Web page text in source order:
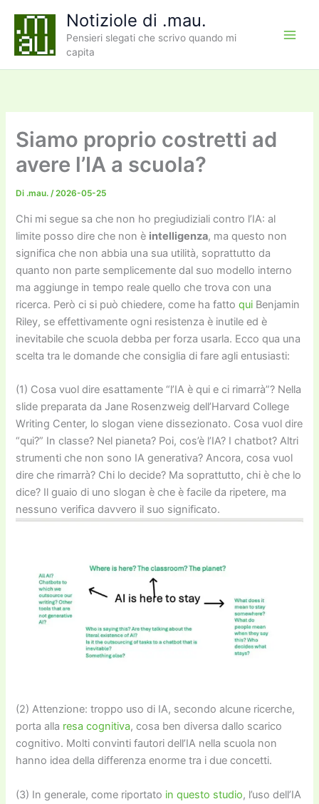
contenuto
Notiziole di .mau.
Pensieri slegati che scrivo quando mi
capita
Siamo proprio costretti ad
avere l’IA a scuola?
Di .mau./2026-05-25
Chi mi segue sa che non ho pregiudiziali contro l’IA: al
limite posso dire che non è intelligenza, ma questo non
significa che non abbia una sua utilità, soprattutto da
quanto non parte semplicemente dal suo modello interno
ma aggiunge in tempo reale quello che trova con una
ricerca. Però ci si può chiedere, come ha fattoqui Benjamin
Riley, se effettivamente ogni resistenza è inutile ed è
inevitabile che scuola debba per forza usarla. Ecco qua una
scelta tra le domande che consiglia di fare agli entusiasti:
(1) Cosa vuol dire esattamente “l’IA è qui e ci rimarrà”? Nella
slide preparata da Jane Rosenzweig dell’Harvard College
Writing Center, lo slogan viene dissezionato. Cosa vuol dire
“qui?” In classe? Nel pianeta? Poi, cos’è l’IA? I chatbot? Altri
strumenti che non sono IA generativa? Ancora, cosa vuol
dire che rimarrà? Chi lo decide? Ma soprattutto, chi è che lo
dice? Il guaio di uno slogan è che è facile da ripetere, ma
nessuno verifica davvero il suo significato.
(2) Attenzione: troppo uso di IA, secondo alcune ricerche,
porta alla resa cognitiva, cosa ben diversa dallo scarico
cognitivo. Molti convinti fautori dell’IA nella scuola non
hanno idea della differenza enorme tra i due concetti.
(3) In generale, come riportato in questo studio, l’uso dell’IA